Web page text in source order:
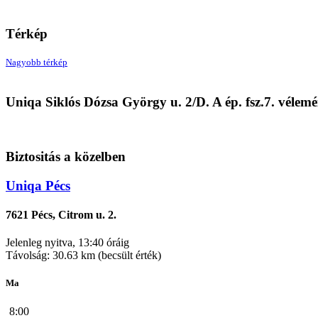
Térkép
Nagyobb térkép
Uniqa Siklós Dózsa György u. 2/D. A ép. fsz.7.
Biztositás a közelben
Uniqa Pécs
7621 Pécs, Citrom u. 2.
Jelenleg nyitva, 13:40 óráig
Távolság: 30.63 km (becsült érték)
Ma
8:00